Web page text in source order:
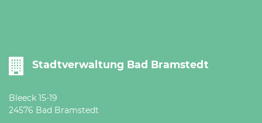
Stadtverwaltung Bad Bramstedt
Bleeck 15-19
24576 Bad Bramstedt